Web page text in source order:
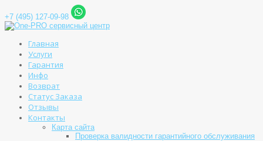
+7 (495) 127-09-98
Главная
Услуги
Гарантия
Инфо
Возврат
Статус Заказа
Отзывы
Контакты
Карта сайта
Проверка валидности гарантийного обслуживания